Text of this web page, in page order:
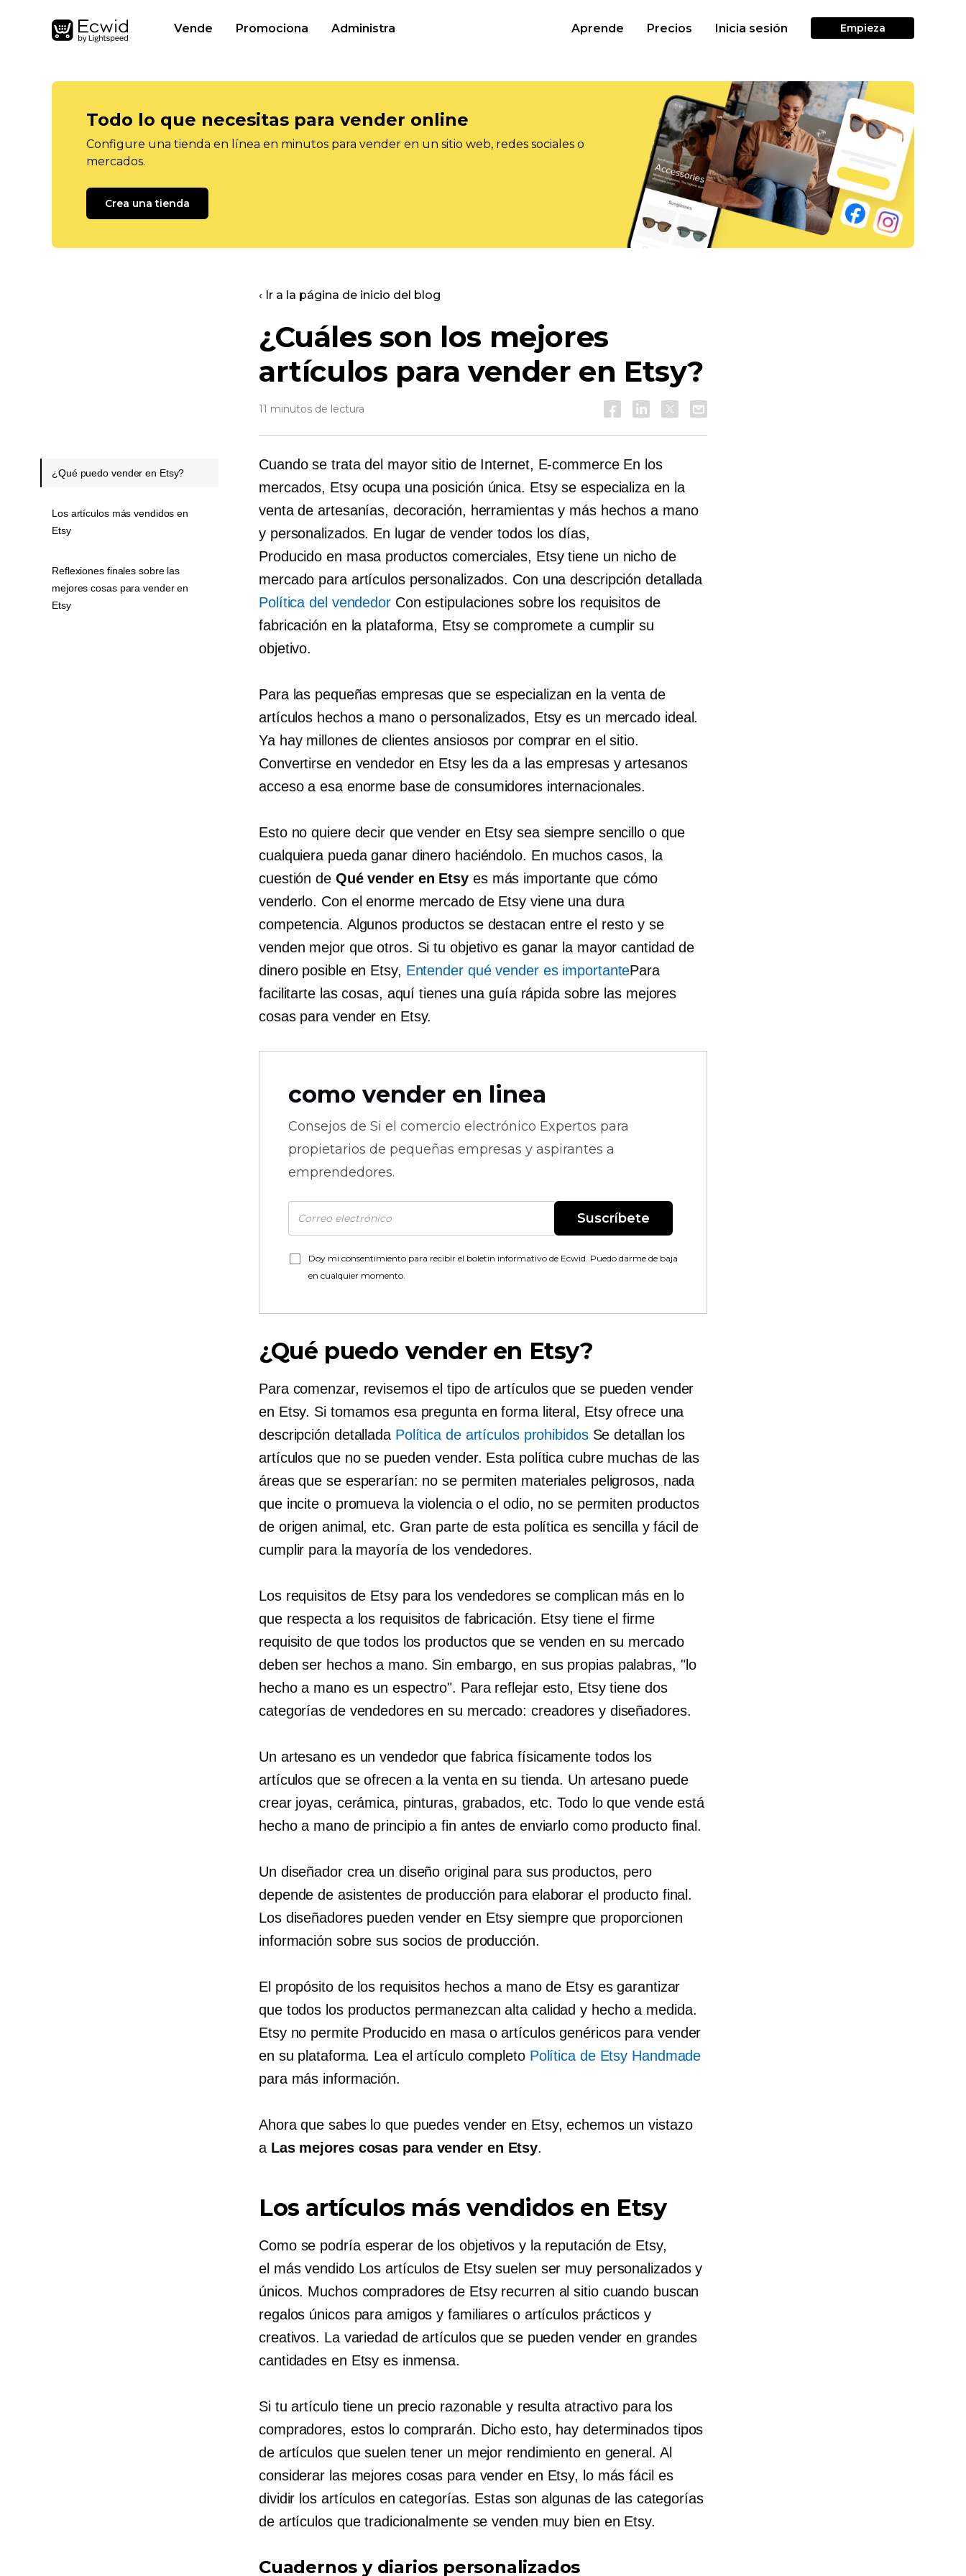
Vende Promociona Administra Aprende Precios Inicia sesión Empieza
Todo lo que necesitas para vender online
Configure una tienda en línea en minutos para vender en un sitio web, redes sociales o
mercados.
Crea una tienda
‹ Ir a la página de inicio del blog
¿Cuáles son los mejores
artículos para vender en Etsy?
11 minutos de lectura
Cuando se trata del mayor sitio de Internet, E-commerceEn los
mercados, Etsy ocupa una posición única. Etsy se especializa en la
venta de artesanías, decoración, herramientas y más hechos a mano
y personalizados. En lugar de vender todos los días,
Producido en masa productos comerciales, Etsy tiene un nicho de
mercado para artículos personalizados. Con una descripción detallada
Política del vendedorCon estipulaciones sobre los requisitos de
fabricación en la plataforma, Etsy se compromete a cumplir su
objetivo.
Para las pequeñas empresas que se especializan en la venta de
artículos hechos a mano o personalizados, Etsy es un mercado ideal.
Ya hay millones de clientes ansiosos por comprar en el sitio.
Convertirse en vendedor en Etsy les da a las empresas y artesanos
acceso a esa enorme base de consumidores internacionales.
Esto no quiere decir que vender en Etsy sea siempre sencillo o que
cualquiera pueda ganar dinero haciéndolo. En muchos casos, la
cuestión de Qué vender en Etsy es más importante que cómo
venderlo. Con el enorme mercado de Etsy viene una dura
competencia. Algunos productos se destacan entre el resto y se
venden mejor que otros. Si tu objetivo es ganar la mayor cantidad de
dinero posible en Etsy, Entender qué vender es importantePara
facilitarte las cosas, aquí tienes una guía rápida sobre las mejores
cosas para vender en Etsy.
como vender en linea
Consejos de Si el comercio electrónico Expertos para
propietarios de pequeñas empresas y aspirantes a
emprendedores.
Suscríbete
Doy mi consentimiento para recibir el boletín informativo de Ecwid. Puedo darme de baja
en cualquier momento.
¿Qué puedo vender en Etsy?
Para comenzar, revisemos el tipo de artículos que se pueden vender
en Etsy. Si tomamos esa pregunta en forma literal, Etsy ofrece una
descripción detallada Política de artículos prohibidosSe detallan los
artículos que no se pueden vender. Esta política cubre muchas de las
áreas que se esperarían: no se permiten materiales peligrosos, nada
que incite o promueva la violencia o el odio, no se permiten productos
de origen animal, etc. Gran parte de esta política es sencilla y fácil de
cumplir para la mayoría de los vendedores.
Los requisitos de Etsy para los vendedores se complican más en lo
que respecta a los requisitos de fabricación. Etsy tiene el firme
requisito de que todos los productos que se venden en su mercado
deben ser hechos a mano. Sin embargo, en sus propias palabras, "lo
hecho a mano es un espectro". Para reflejar esto, Etsy tiene dos
categorías de vendedores en su mercado: creadores y diseñadores.
Un artesano es un vendedor que fabrica físicamente todos los
artículos que se ofrecen a la venta en su tienda. Un artesano puede
crear joyas, cerámica, pinturas, grabados, etc. Todo lo que vende está
hecho a mano de principio a fin antes de enviarlo como producto final.
Un diseñador crea un diseño original para sus productos, pero
depende de asistentes de producción para elaborar el producto final.
Los diseñadores pueden vender en Etsy siempre que proporcionen
información sobre sus socios de producción.
El propósito de los requisitos hechos a mano de Etsy es garantizar
que todos los productos permanezcanalta calidad y hecho a medida.
Etsy no permite Producido en masao artículos genéricos para vender
en su plataforma. Lea el artículo completo Política de Etsy Handmade
para más información.
Ahora que sabes lo que puedes vender en Etsy, echemos un vistazo
a Las mejores cosas para vender en Etsy.
Los artículos más vendidos en Etsy
Como se podría esperar de los objetivos y la reputación de Etsy,
el más vendidoLos artículos de Etsy suelen ser muy personalizados y
únicos. Muchos compradores de Etsy recurren al sitio cuando buscan
regalos únicos para amigos y familiares o artículos prácticos y
creativos. La variedad de artículos que se pueden vender en grandes
cantidades en Etsy es inmensa.
Si tu artículo tiene un precio razonable y resulta atractivo para los
compradores, estos lo comprarán. Dicho esto, hay determinados tipos
de artículos que suelen tener un mejor rendimiento en general. Al
considerar las mejores cosas para vender en Etsy, lo más fácil es
dividir los artículos en categorías. Estas son algunas de las categorías
de artículos que tradicionalmente se venden muy bien en Etsy.
Cuadernos y diarios personalizados
¿Qué puedo vender en Etsy?
Los artículos más vendidos en
Etsy
Reflexiones finales sobre las
mejores cosas para vender en
Etsy